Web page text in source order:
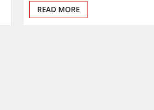
READ MORE